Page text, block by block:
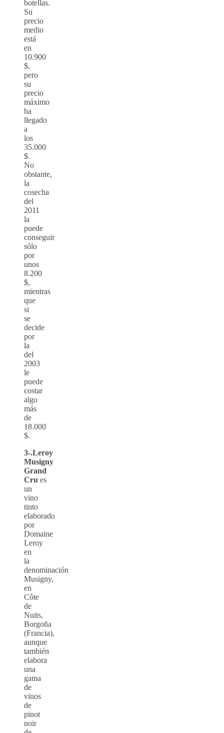
botellas.
Su
precio
medio
está
en
10.900
$,
pero
su
precio
máximo
ha
llegado
a
los
35.000
$.
No
obstante,
la
cosecha
del
2011
la
puede
conseguir
sólo
por
unos
8.200
$,
mientras
que
si
se
decide
por
la
del
2003
le
puede
costar
algo
más
de
18.000
$.
3-.Leroy
Musigny
Grand
Cru es
un
vino
tinto
elaborado
por
Domaine
Leroy
en
la
denominación
Musigny,
en
Côte
de
Nuits,
Borgoña
(Francia),
aunque
también
elabora
una
gama
de
vinos
de
pinot
noir